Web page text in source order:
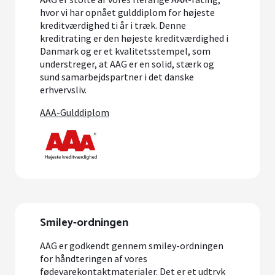
hvor vi har opnået gulddiplom for højeste
kreditværdighed ti år i træk. Denne
kreditrating er den højeste kreditværdighed i
Danmark og er et kvalitetsstempel, som
understreger, at AAG er en solid, stærk og
sund samarbejdspartner i det danske
erhvervsliv.
AAA-Gulddiplom
Smiley-ordningen
AAG er godkendt gennem smiley-ordningen
for håndteringen af vores
fødevarekontaktmaterialer. Det er et udtryk